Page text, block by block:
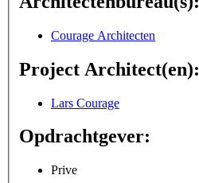
Courage Architecten
Project Architect(en):
Lars Courage
Opdrachtgever:
Prive